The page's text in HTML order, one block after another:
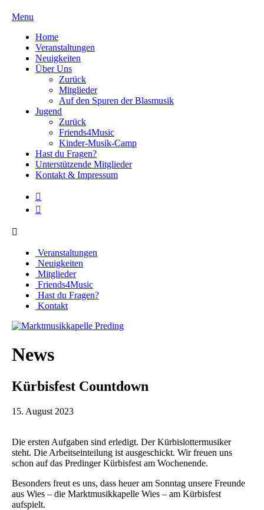
Menu
Home
Veranstaltungen
Neuigkeiten
Über Uns
Zurück
Mitglieder
Auf den Spuren der Blasmusik
Jugend
Zurück
Friends4Music
Kinder-Musik-Camp
Hast du Fragen?
Unterstützende Mitglieder
Kontakt & Impressum
Veranstaltungen
Neuigkeiten
Mitglieder
Friends4Music
Hast du Fragen?
Kontakt
News
Kürbisfest Countdown
15. August 2023
Die ersten Aufgaben sind erledigt. Der Kürbislottermusiker
steht. Die Arbeitseinteilung ist ausgeschickt. Wir freuen uns
schon auf das Predinger Kürbisfest am Wochenende.
Besonders freut es uns, dass heuer am Sonntag unsere Freunde
aus Wies – die Marktmusikkapelle Wies – am Kürbisfest
aufspielt.